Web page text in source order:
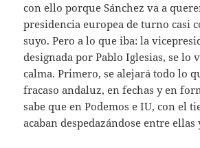
con ello porque Sánchez va a
presidencia europea de turno casi
suyo. Pero a lo que iba: la
designada por Pablo Iglesias, se lo
calma. Primero, se alejará todo lo
fracaso andaluz, en fechas y en
sabe que en Podemos e IU, con el
acaban despedazándose entre ellas